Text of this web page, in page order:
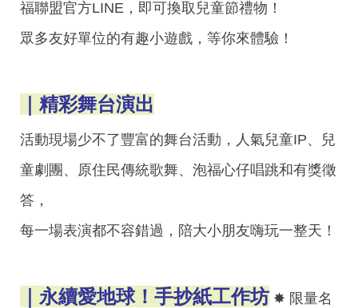
福聯盟官方LINE，即可換取兒童節禮物！
眾多友好單位的有趣小遊戲，等你來體驗！
｜精彩舞台演出
活動現場少不了豐富的舞台活動， 人氣兒童IP、兒
童劇團、原住民傳統歌舞、泡福心仔唱跳和有獎徵
答，
每一場表演都不容錯過，陪大小朋友嗨玩一整天！
｜永續愛地球！手抄紙工作坊✸ 限量名